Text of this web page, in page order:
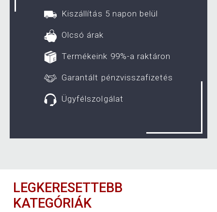
Kiszállítás 5 napon belül
Olcsó árak
Termékeink 99%-a raktáron
Garantált pénzvisszafizetés
Ügyfélszolgálat
LEGKERESETTEBB
KATEGÓRIÁK